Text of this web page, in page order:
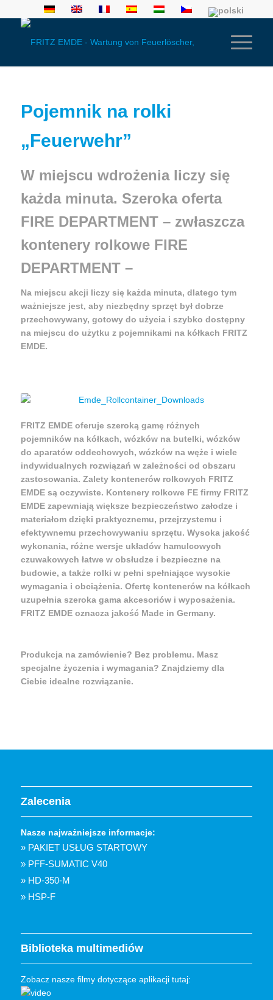
Pojemnik na rolki
„Feuerwehr”
W miejscu wdrożenia liczy się
każda minuta. Szeroka oferta
FIRE DEPARTMENT – zwłaszcza
kontenery rolkowe FIRE
DEPARTMENT –
Na miejscu akcji liczy się każda minuta, dlatego tym
ważniejsze jest, aby niezbędny sprzęt był dobrze
przechowywany, gotowy do użycia i szybko dostępny
na miejscu do użytku z pojemnikami na kółkach FRITZ
EMDE.
Broszura
FRITZ EMDE oferuje szeroką gamę różnych
pojemników na kółkach, wózków na butelki, wózków
do aparatów oddechowych, wózków na węże i wiele
indywidualnych rozwiązań w zależności od obszaru
zastosowania. Zalety kontenerów rolkowych FRITZ
EMDE są oczywiste. Kontenery rolkowe FE firmy FRITZ
EMDE zapewniają większe bezpieczeństwo załodze i
materiałom dzięki praktycznemu, przejrzystemu i
efektywnemu przechowywaniu sprzętu. Wysoka jakość
wykonania, różne wersje układów hamulcowych
czuwakowych łatwe w obsłudze i bezpieczne na
budowie, a także rolki w pełni spełniające wysokie
wymagania i obciążenia. Ofertę kontenerów na kółkach
uzupełnia szeroka gama akcesoriów i wyposażenia.
FRITZ EMDE oznacza jakość Made in Germany.
Produkcja na zamówienie? Bez problemu. Masz
specjalne życzenia i wymagania? Znajdziemy dla
Ciebie idealne rozwiązanie.
Zalecenia
Nasze najważniejsze informacje:
» PAKIET USŁUG STARTOWY
» PFF-SUMATIC V40
» HD-350-M
» HSP-F
Biblioteka multimediów
Zobacz nasze filmy dotyczące aplikacji tutaj: